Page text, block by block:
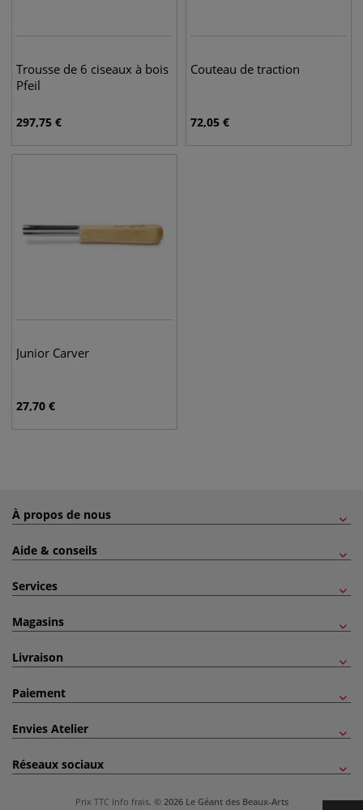
Trousse de 6 ciseaux à bois
Pfeil
297,75 €
Couteau de traction
72,05 €
Junior Carver
27,70 €
À propos de nous
Aide & conseils
Services
Magasins
Livraison
Paiement
Envies Atelier
Réseaux sociaux
Prix TTC Info frais. © 2026 Le Géant des Beaux-Arts